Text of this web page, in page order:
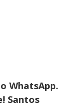
WhatsApp.
Santos